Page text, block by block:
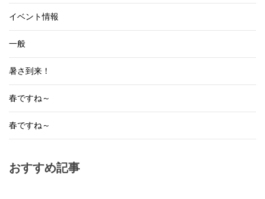
イベント情報
一般
暑さ到来！
春ですね～
春ですね～
おすすめ記事